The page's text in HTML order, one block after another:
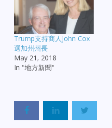
Trump支持商人John Cox
選加州州長
May 21, 2018
In "地方新聞"